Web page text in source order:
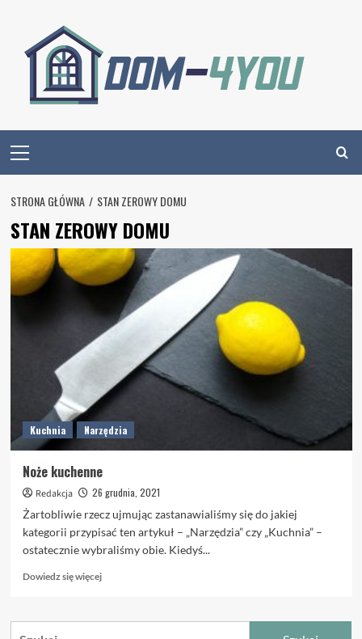
content
Menu
STRONA GŁÓWNA STAN ZEROWY DOMU
STAN ZEROWY DOMU
Kuchnia Narzędzia
Noże kuchenne
Redakcja
26 grudnia, 2021
Żartobliwie rzecz ujmując zastanawialiśmy się do jakiej
kategorii przypisać ten artykuł – „Narzędzia” czy „Kuchnia” –
ostatecznie wybraliśmy obie. Kiedyś...
Dowiedz się więcejDowiedz
o